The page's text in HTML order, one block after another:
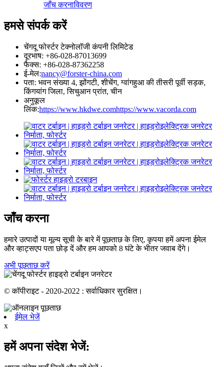
जाँच करनाविवरण
हमसे संपर्क करें
चेंगदू फोर्स्टर टेक्नोलॉजी कंपनी लिमिटेड
दूरभाष: +86-028-87013699
फैक्स: +86-028-87362258
ई-मेल:nancy@forster-china.com
पता: भवन संख्या 4, झोंगटी, शीचेंग, ग्वांगहुआ की तीसरी पूर्वी सड़क,
किंगयांग जिला, सिचुआन प्रांत, चीन
अनुकूल
लिंक:https://www.hkdwe.comhttps://www.vacorda.com
जाँच करना
हमारे उत्पादों या मूल्य सूची के बारे में पूछताछ के लिए, कृपया हमें अपना ईमेल
और व्हाट्सएप पता छोड़ दें और हम आपको 8 घंटे के भीतर जवाब देंगे।
अभी पूछताछ करें
© कॉपीराइट - 2020-2022 : सर्वाधिकार सुरक्षित।
ईमेल भेजें
x
हमें अपना संदेश भेजें: